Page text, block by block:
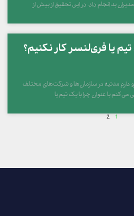
بد انجام داد. در این تحقیق از بیش از
یا فری‌لنسر کار نکنیم؟
دارم مدتیه در سازمان‌ها و شرکت‌های مختلف
با عنوان چرا با یک تیم یا
1
2